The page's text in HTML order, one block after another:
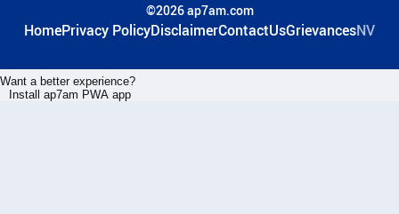
©2026 ap7am.com
HomePrivacy PolicyDisclaimerContactUsGrievancesNV
Want a better experience?
Install ap7am PWA app